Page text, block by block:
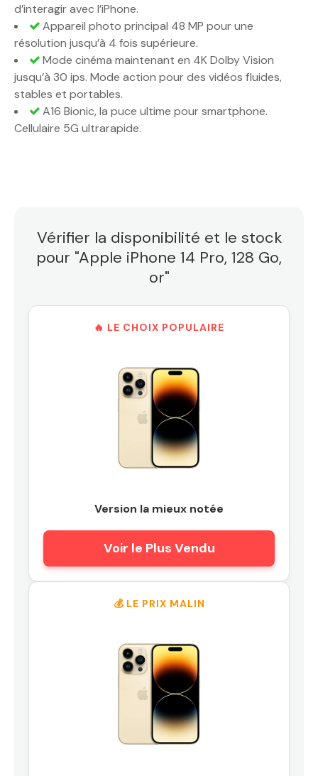
d’interagir avec l’iPhone.
Appareil photo principal 48 MP pour une
résolution jusqu’à 4 fois supérieure.
Mode cinéma maintenant en 4K Dolby Vision
jusqu’à 30 ips. Mode action pour des vidéos fluides,
stables et portables.
A16 Bionic, la puce ultime pour smartphone.
Cellulaire 5G ultrarapide.
Vérifier la disponibilité et le stock
pour "Apple iPhone 14 Pro, 128 Go,
or"
🔥 LE CHOIX POPULAIRE
Version la mieux notée
Voir le Plus Vendu
💰 LE PRIX MALIN